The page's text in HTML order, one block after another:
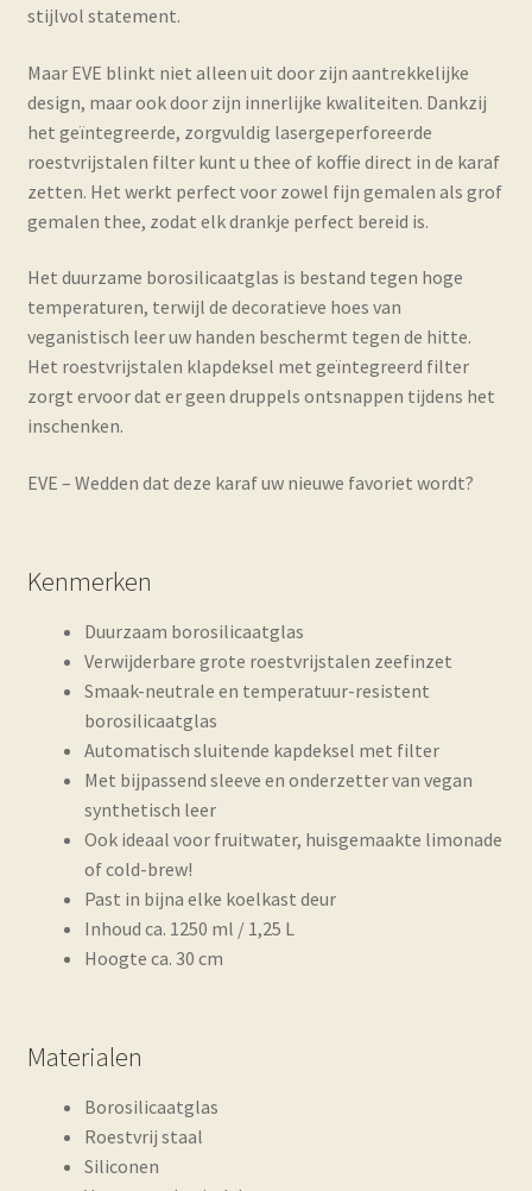
stijlvol statement.
Maar EVE blinkt niet alleen uit door zijn aantrekkelijke
design, maar ook door zijn innerlijke kwaliteiten. Dankzij
het geïntegreerde, zorgvuldig lasergeperforeerde
roestvrijstalen filter kunt u thee of koffie direct in de karaf
zetten. Het werkt perfect voor zowel fijn gemalen als grof
gemalen thee, zodat elk drankje perfect bereid is.
Het duurzame borosilicaatglas is bestand tegen hoge
temperaturen, terwijl de decoratieve hoes van
veganistisch leer uw handen beschermt tegen de hitte.
Het roestvrijstalen klapdeksel met geïntegreerd filter
zorgt ervoor dat er geen druppels ontsnappen tijdens het
inschenken.
EVE – Wedden dat deze karaf uw nieuwe favoriet wordt?
Kenmerken
Duurzaam borosilicaatglas
Verwijderbare grote roestvrijstalen zeefinzet
Smaak-neutrale en temperatuur-resistent
borosilicaatglas
Automatisch sluitende kapdeksel met filter
Met bijpassend sleeve en onderzetter van vegan
synthetisch leer
Ook ideaal voor fruitwater, huisgemaakte limonade
of cold-brew!
Past in bijna elke koelkast deur
Inhoud ca. 1250 ml / 1,25 L
Hoogte ca. 30 cm
Materialen
Borosilicaatglas
Roestvrij staal
Siliconen